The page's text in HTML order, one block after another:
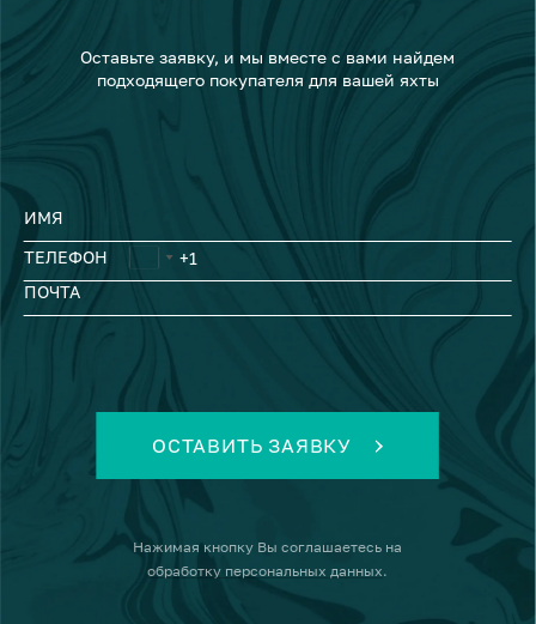
Оставьте заявку, и мы вместе с вами найдем
подходящего покупателя для вашей яхты
ИМЯ
ТЕЛЕФОН
ПОЧТА
ОСТАВИТЬ ЗАЯВКУ
Нажимая кнопку Вы соглашаетесь на
обработку персональных данных.